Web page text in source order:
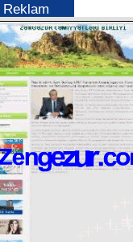
Reklam